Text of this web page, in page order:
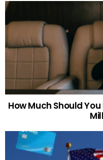
How Much Should